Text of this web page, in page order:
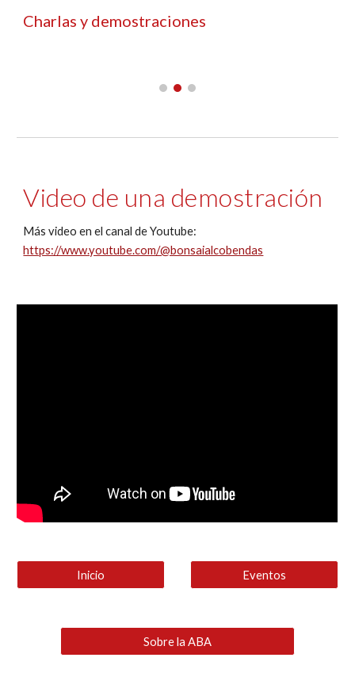
Charlas y demostraciones
Video de una demostración
Más video en el canal de Youtube:
https://www.youtube.com/@bonsaialcobendas
Inicio Eventos
Sobre la ABA